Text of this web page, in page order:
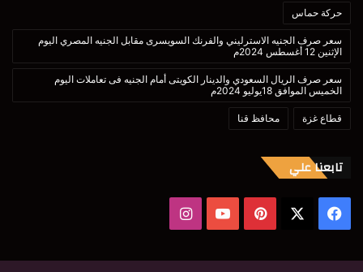
حركة حماس
سعر صرف الجنيه الاسترليني والفرنك السويسرى مقابل الجنيه المصري اليوم
الإثنين 12 أغسطس 2024م
سعر صرف الريال السعودي والدينار الكويتى أمام الجنيه فى تعاملات اليوم
الخميس الموافق 18يوليو 2024م
قطاع غزة محافظ قنا
تابعنا علي
فيسبوك بينتيريست‫YouTube